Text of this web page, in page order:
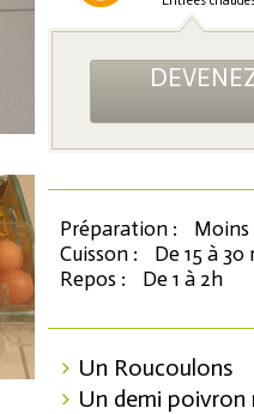
Préparation :
Moins
Cuisson :
De 15 à
Repos :
De 1 à 2h
Un Roucoulons
Un demi poivron
Coupons de réduction